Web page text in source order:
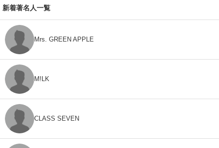
新着著名人一覧
Mrs. GREEN APPLE
M!LK
CLASS SEVEN